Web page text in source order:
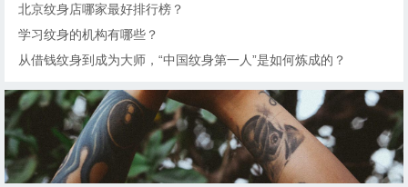
北京纹身店哪家最好排行榜？
学习纹身的机构有哪些？
从借钱纹身到成为大师，“中国纹身第一人”是如何炼成的？